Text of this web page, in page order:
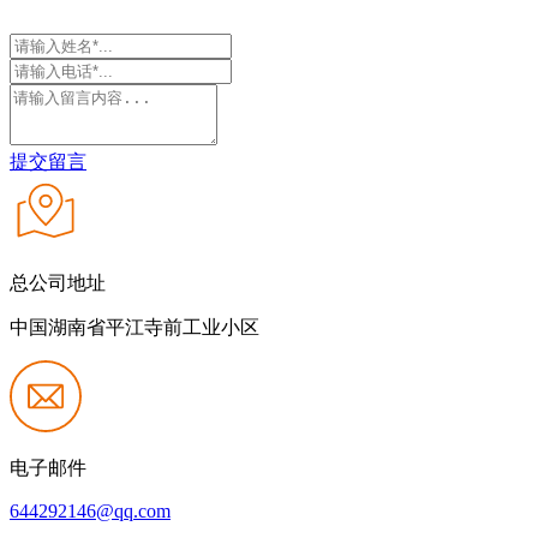
提交留言
总公司地址
中国湖南省平江寺前工业小区
电子邮件
644292146@qq.com